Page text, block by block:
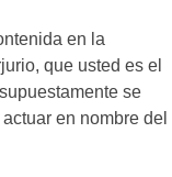
en la
que usted es el
se
en nombre del